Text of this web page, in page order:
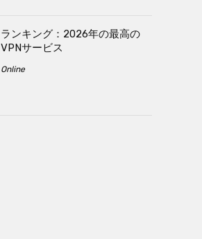
ランキング：2026年の最高の
VPNサービス
Online